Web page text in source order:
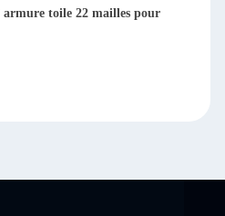
toile 22 mailles pour